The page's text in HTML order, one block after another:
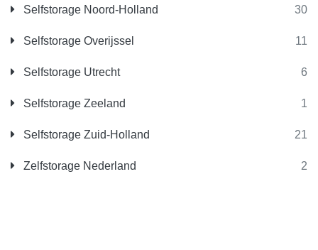
Selfstorage Noord-Holland 30
Selfstorage Overijssel 11
Selfstorage Utrecht 6
Selfstorage Zeeland 1
Selfstorage Zuid-Holland 21
Zelfstorage Nederland 2